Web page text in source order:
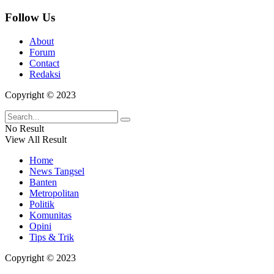
Follow Us
About
Forum
Contact
Redaksi
Copyright © 2023
No Result
View All Result
Home
News Tangsel
Banten
Metropolitan
Politik
Komunitas
Opini
Tips & Trik
Copyright © 2023